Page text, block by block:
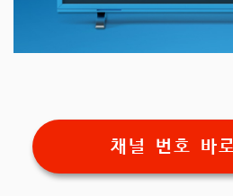
채널 번호 바